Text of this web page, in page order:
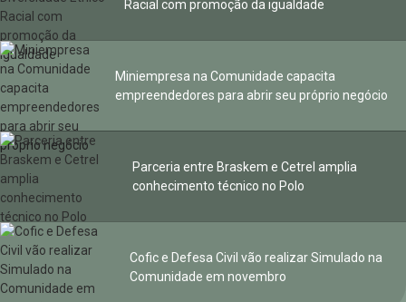
Racial com promoção da igualdade
Miniempresa na Comunidade capacita
empreendedores para abrir seu próprio negócio
Parceria entre Braskem e Cetrel amplia
conhecimento técnico no Polo
Cofic e Defesa Civil vão realizar Simulado na
Comunidade em novembro